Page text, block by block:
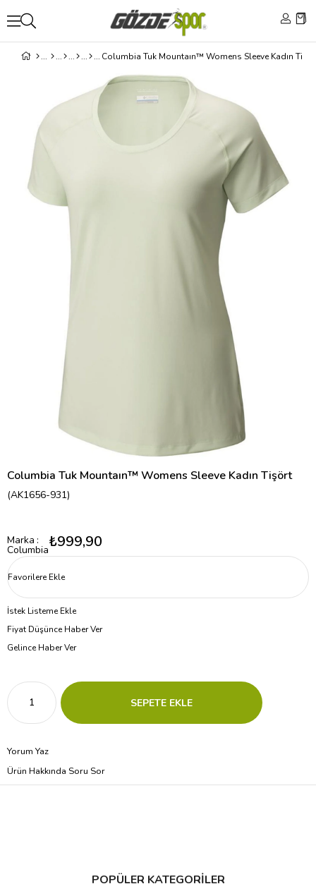
Columbia Tuk Mountaın™ Womens Sleeve Kadın
Columbia Tuk Mountaın™ Womens Sleeve Kadın Tişört
(AK1656-931)
Marka :
Columbia₺999,90
Favorilere Ekle
İstek Listeme Ekle
Fiyat Düşünce Haber Ver
Gelince Haber Ver
Yorum Yaz
Ürün Hakkında Soru Sor
POPÜLER KATEGORİLER